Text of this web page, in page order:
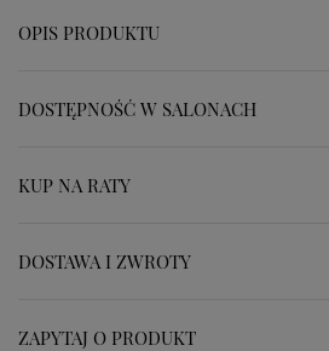
OPIS PRODUKTU
DOSTĘPNOŚĆ W SALONACH
KUP NA RATY
DOSTAWA I ZWROTY
ZAPYTAJ O PRODUKT